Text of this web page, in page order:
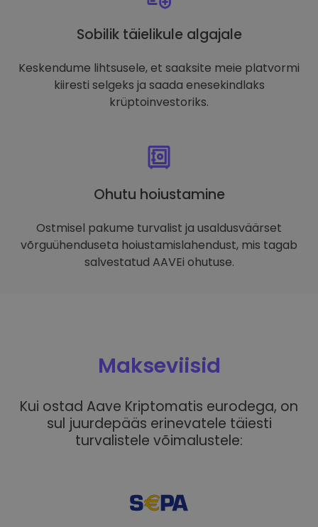
Sobilik täielikule algajale
Keskendume lihtsusele, et saaksite meie platvormi
kiiresti selgeks ja saada enesekindlaks
krüptoinvestoriks.
Ohutu hoiustamine
Ostmisel pakume turvalist ja usaldusväärset
võrguühenduseta hoiustamislahendust, mis tagab
salvestatud AAVEi ohutuse.
Makseviisid
Kui ostad Aave Kriptomatis eurodega, on
sul juurdepääs erinevatele täiesti
turvalistele võimalustele: